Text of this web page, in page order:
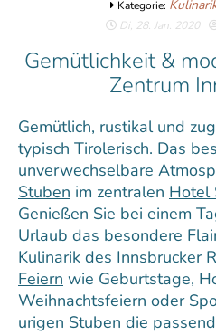
Kategorie:
Di, 28. Jan. 2020
Gemütlichkeit &
Zentrum
Gemütlich, rustikal und
typisch Tirolerisch. Das
unverwechselbare
Stuben im zentralen Hotel
Genießen Sie bei einem
Urlaub das besondere
Kulinarik des Innsbrucker
Feiern wie Geburtstage,
Weihnachtsfeiern oder
urigen Stuben die